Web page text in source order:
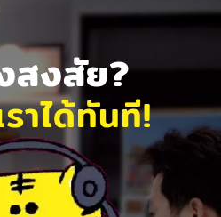
สงสัย?
าได้ทันที!